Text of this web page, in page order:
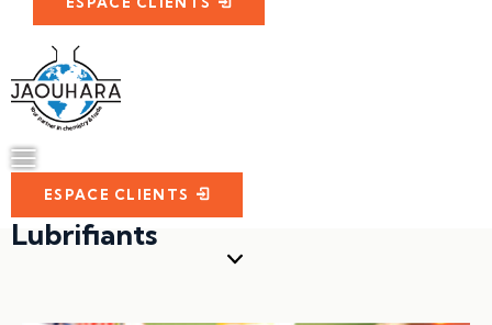
ESPACE CLIENTS
Lubrifiants